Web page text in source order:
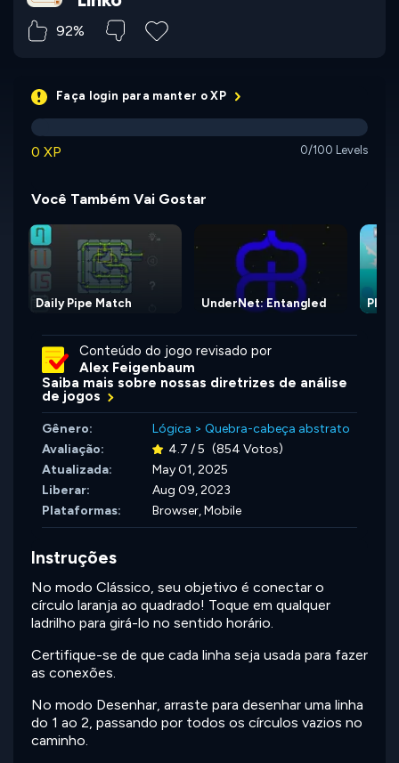
92%
Faça login para manter o XP
0 XP 0/100 Levels
Você Também Vai Gostar
Daily Pipe Match UnderNet: Entangled
Conteúdo do jogo revisado por
Alex Feigenbaum
Saiba mais sobre nossas diretrizes de análise
de jogos
Gênero: Lógica > Quebra-cabeça abstrato
Avaliação:
4.7 / 5 (854 Votos)
Atualizada:
May 01, 2025
Liberar:
Aug 09, 2023
Plataformas:
Browser, Mobile
Instruções
No modo Clássico, seu objetivo é conectar o
círculo laranja ao quadrado! Toque em qualquer
ladrilho para girá-lo no sentido horário.
Certifique-se de que cada linha seja usada para fazer
as conexões.
No modo Desenhar, arraste para desenhar uma linha
do 1 ao 2, passando por todos os círculos vazios no
caminho.